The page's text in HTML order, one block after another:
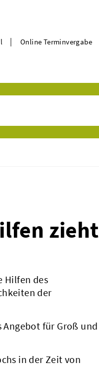
| Online Terminvergabe
zieht
Hilfen des
der
für Groß und
in der Zeit von